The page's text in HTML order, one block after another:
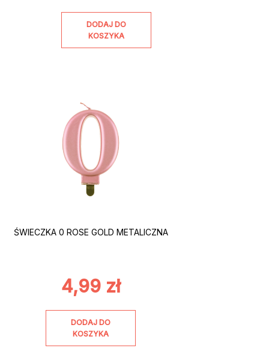
DODAJ DO
KOSZYKA
ŚWIECZKA 0 ROSE GOLD METALICZNA
4,99 zł
DODAJ DO
KOSZYKA